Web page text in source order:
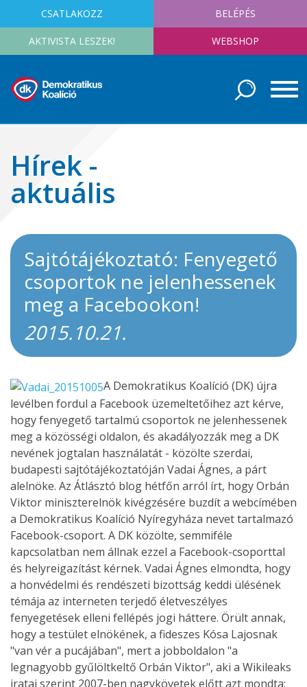
CSATLAKOZZ BELÉPÉS
AKTIVISTA LESZEK! WEBSHOP
Hírek -
aktuális
Sajtótájékoztató: Fenyegető
csoportok ne jelenhessenek
meg a Facebookon!
2015.10.21.
A Demokratikus Koalíció (DK) újra
levélben fordul a Facebook üzemeltetőihez azt kérve,
hogy fenyegető tartalmú csoportok ne jelenhessenek
meg a közösségi oldalon, és akadályozzák meg a DK
nevének jogtalan használatát - közölte szerdai,
budapesti sajtótájékoztatóján Vadai Ágnes, a párt
alelnöke. Az Átlásztó blog hétfőn arról írt, hogy Orbán
Viktor miniszterelnök kivégzésére buzdít a webcímében
a Demokratikus Koalíció Nyíregyháza nevet tartalmazó
Facebook-csoport. A DK közölte, semmiféle
kapcsolatban nem állnak ezzel a Facebook-csoporttal
és helyreigazítást kérnek. Vadai Ágnes elmondta, hogy
a honvédelmi és rendészeti bizottság keddi ülésének
témája az interneten terjedő életveszélyes
fenyegetések elleni fellépés jogi háttere. Örült annak,
hogy a testület elnökének, a fideszes Kósa Lajosnak
"van vér a pucájában", mert a jobboldalon "a
legnagyobb gyűlöltkeltő Orbán Viktor", aki a Wikileaks
iratai szerint 2007-ben nagykövetek előtt azt mondta: